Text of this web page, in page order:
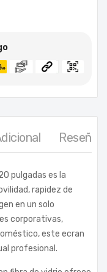
Reseñas
pulgadas es la
rapidez de
en un solo
corporativas,
este ecran
profesional.